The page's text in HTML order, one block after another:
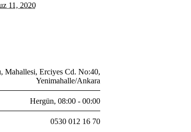
11, 2020
Mahallesi, Erciyes Cd. No:40,
Yenimahalle/Ankara
Hergün, 08:00 - 00:00
0530 012 16 70